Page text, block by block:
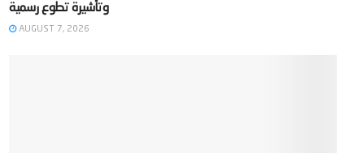
وتأشيرة تطوع رسمية‬
AUGUST 7, 2026